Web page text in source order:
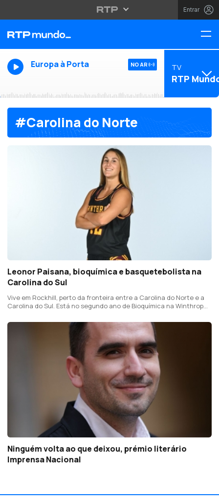
Entrar
Europa à Porta NO AR TV
RTP
#Carolina do Norte
Leonor Paisana, bioquímica e basquetebolista na
Carolina do Sul
Vive em Rockhill, perto da fronteira entre a Carolina do Norte e a
Carolina do Sul. Está no segundo ano de Bioquímica na Winthrop
Ninguém volta ao que deixou, prémio literário
Imprensa Nacional